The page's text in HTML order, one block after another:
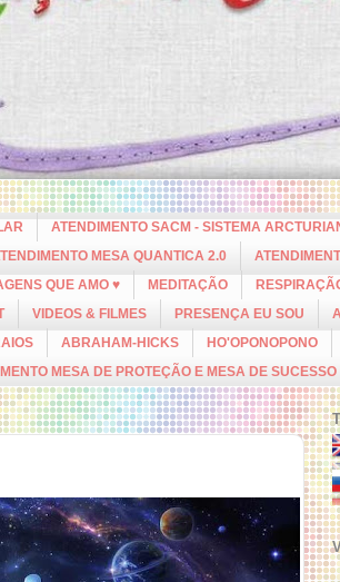
ATENDIMENTO SACM - SISTEMA
MESA QUANTICA 2.0
QUE AMO ♥ MEDITAÇÃO
VIDEOS & FILMES PRESENÇA EU SOU
ABRAHAM-HICKS HO'OPONOPONO
MESA DE PROTEÇÃO E MESA DE